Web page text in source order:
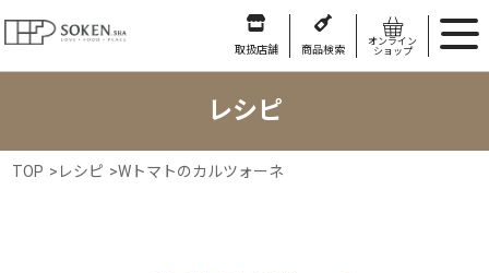
取扱店舗 商品検索
オンライン
ショップ
レシピ
TOP > レシピ >Wトマトのカルツォーネ